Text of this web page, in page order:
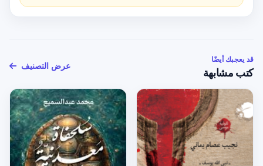
قد يعجبك أيضًا
كتب مشابهة
عرض التصنيف